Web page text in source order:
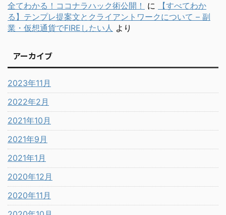
全てわかる！ココナラハック術公開！
に
【すべてわか
る】テンプレ提案文とクライアントワークについて – 副
業・仮想通貨でFIREしたい人 より
アーカイブ
2023年11月
2022年2月
2021年10月
2021年9月
2021年1月
2020年12月
2020年11月